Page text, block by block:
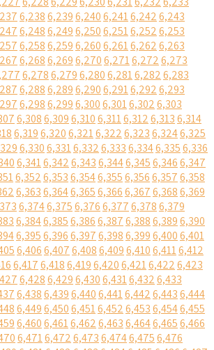
6,2386,2396,2406,2416,2426,243
6,2486,2496,2506,2516,2526,253
6,2586,2596,2606,2616,2626,263
6,2686,2696,2706,2716,2726,273
6,2786,2796,2806,2816,2826,283
6,2886,2896,2906,2916,2926,293
6,2986,2996,3006,3016,3026,303
6,3086,3096,3106,3116,3126,3136,314
6,3196,3206,3216,3226,3236,3246,325
6,3306,3316,3326,3336,3346,3356,336
6,3416,3426,3436,3446,3456,3466,347
6,3526,3536,3546,3556,3566,3576,358
6,3636,3646,3656,3666,3676,3686,369
6,3746,3756,3766,3776,3786,379
6,3846,3856,3866,3876,3886,3896,390
6,3956,3966,3976,3986,3996,4006,401
6,4066,4076,4086,4096,4106,4116,412
6,4176,4186,4196,4206,4216,4226,423
6,4286,4296,4306,4316,4326,433
6,4386,4396,4406,4416,4426,4436,444
6,4496,4506,4516,4526,4536,4546,455
6,4606,4616,4626,4636,4646,4656,466
6,4716,4726,4736,4746,4756,476